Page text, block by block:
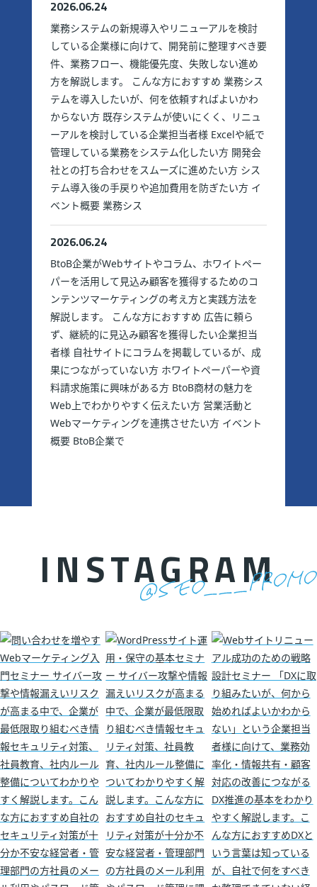
2026.06.24
業務システムの新規導入やリニューアルを検討
している企業様に向けて、開発前に整理すべき要
件、業務フロー、機能優先度、失敗しない進め
方を解説します。 こんな方におすすめ 業務シス
テムを導入したいが、何を依頼すればよいかわ
からない方 既存システムが使いにくく、リニュ
ーアルを検討している企業担当者様 Excelや紙で
管理している業務をシステム化したい方 開発会
社との打ち合わせをスムーズに進めたい方 シス
テム導入後の手戻りや追加費用を防ぎたい方 イ
ベント概要 業務シス
2026.06.24
BtoB企業がWebサイトやコラム、ホワイトペー
パーを活用して見込み顧客を獲得するためのコ
ンテンツマーケティングの考え方と実践方法を
解説します。 こんな方におすすめ 広告に頼ら
ず、継続的に見込み顧客を獲得したい企業担当
者様 自社サイトにコラムを掲載しているが、成
果につながっていない方 ホワイトペーパーや資
料請求施策に興味がある方 BtoB商材の魅力を
Web上でわかりやすく伝えたい方 営業活動と
Webマーケティングを連携させたい方 イベント
概要 BtoB企業で
INSTAGRAM